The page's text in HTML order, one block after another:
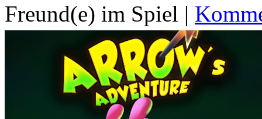
Freund(e) im Spiel |